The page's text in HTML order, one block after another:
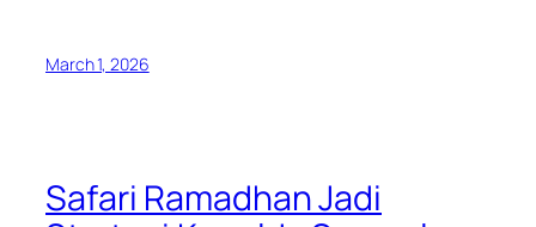
March 1, 2026
Safari Ramadhan Jadi